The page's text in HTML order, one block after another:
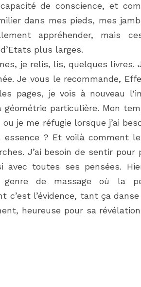
de conscience, et
dans mes pieds, mes
appréhender, mais
plus larges.
je relis, lis, quelques livres.
Je vous le recommande,
pages, je vois à nouveau
particulière. Mon
je me réfugie lorsque j’ai
essence ? Et voilà comment
J’ai besoin de sentir pour
toutes ses pensées.
genre de massage où la
l’évidence, tant ça
heureuse pour sa